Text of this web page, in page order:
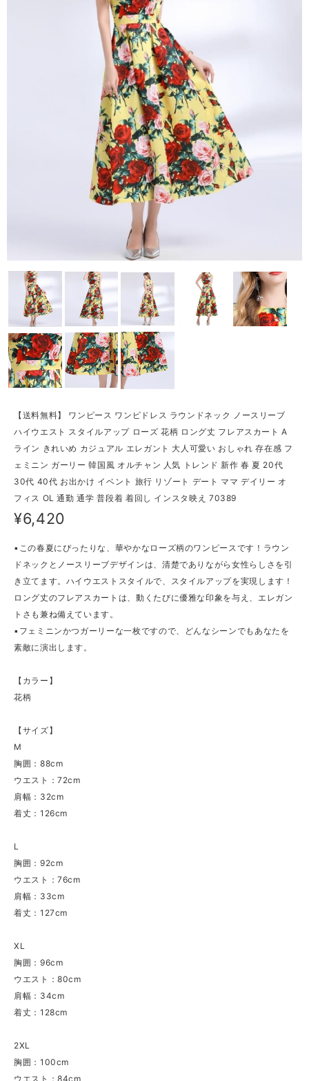
【送料無料】 ワンピース ワンピドレス ラウンドネック ノースリーブ
ハイウエスト スタイルアップ ローズ 花柄 ロング丈 フレアスカート A
ライン きれいめ カジュアル エレガント 大人可愛い おしゃれ 存在感 フ
ェミニン ガーリー 韓国風 オルチャン 人気 トレンド 新作 春 夏 20代
30代 40代 お出かけ イベント 旅行 リゾート デート ママ デイリー オ
フィス OL 通勤 通学 普段着 着回し インスタ映え 70389
¥6,420
▪この春夏にぴったりな、華やかなローズ柄のワンピースです！ラウン
ドネックとノースリーブデザインは、清楚でありながら女性らしさを引
き立てます。ハイウエストスタイルで、スタイルアップを実現します！
ロング丈のフレアスカートは、動くたびに優雅な印象を与え、エレガン
トさも兼ね備えています。
▪フェミニンかつガーリーな一枚ですので、どんなシーンでもあなたを
素敵に演出します。
【カラー】
花柄
【サイズ】
M
胸囲：88cm
ウエスト：72cm
肩幅：32cm
着丈：126cm
L
胸囲：92cm
ウエスト：76cm
肩幅：33cm
着丈：127cm
XL
胸囲：96cm
ウエスト：80cm
肩幅：34cm
着丈：128cm
2XL
胸囲：100cm
ウエスト：84cm